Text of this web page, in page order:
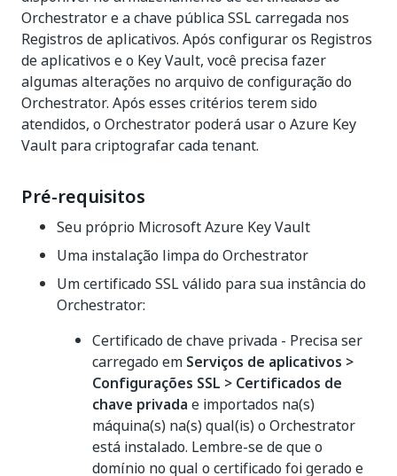
Orchestrator e a chave pública SSL carregada nos
Registros de aplicativos. Após configurar os Registros
de aplicativos e o Key Vault, você precisa fazer
algumas alterações no arquivo de configuração do
Orchestrator. Após esses critérios terem sido
atendidos, o Orchestrator poderá usar o Azure Key
Vault para criptografar cada tenant.
Pré-requisitos
Seu próprio Microsoft Azure Key Vault
Uma instalação limpa do Orchestrator
Um certificado SSL válido para sua instância do
Orchestrator:
Certificado de chave privada - Precisa ser
carregado em Serviços de aplicativos >
Configurações SSL > Certificados de
chave privada e importados na(s)
máquina(s) na(s) qual(is) o Orchestrator
está instalado. Lembre-se de que o
domínio no qual o certificado foi gerado e